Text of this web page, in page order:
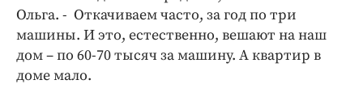
Ольга. - Откачиваем часто, за год по три
машины. И это, естественно, вешают на наш
дом – по 60-70 тысяч за машину. А квартир в
доме мало.